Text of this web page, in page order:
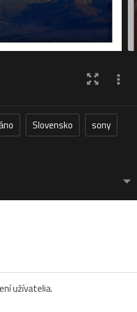
Slovensko
sony
užívatelia.